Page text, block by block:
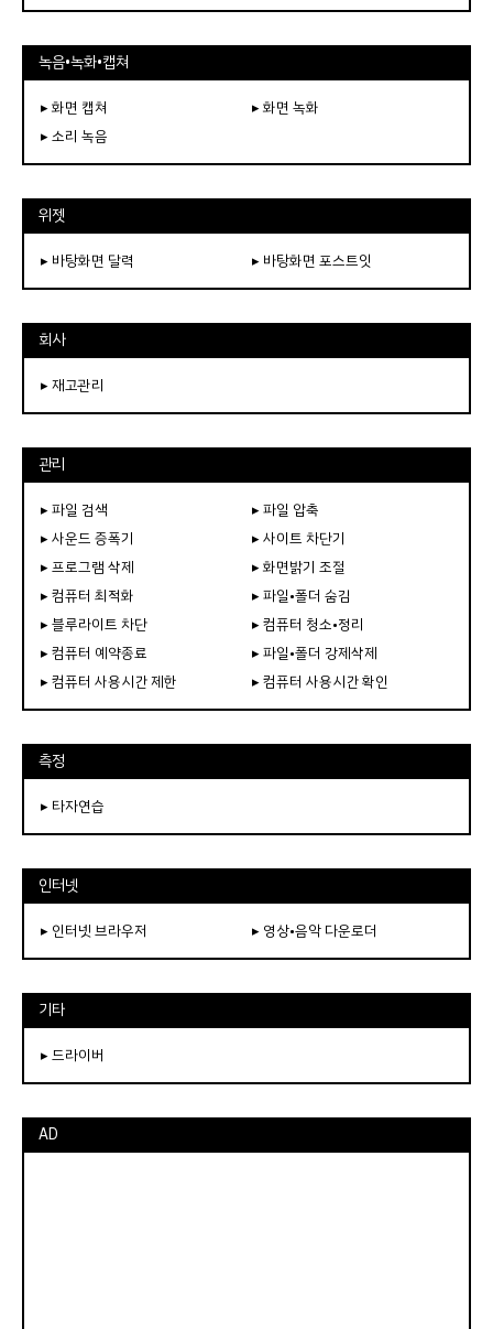
녹음•녹화•캡쳐
▸ 화면 캡쳐
▸ 화면 녹화
▸ 소리 녹음
위젯
▸ 바탕화면 달력 ▸ 바탕화면 포스트잇
회사
▸ 재고관리
관리
▸ 파일 검색
▸ 파일 압축
▸ 사운드 증폭기
▸ 사이트 차단기
▸ 프로그램 삭제
▸ 화면밝기 조절
▸ 컴퓨터 최적화
▸ 파일•폴더 숨김
▸ 블루라이트 차단
▸ 컴퓨터 청소•정리
▸ 컴퓨터 예약종료
▸ 파일•폴더 강제삭제
▸ 컴퓨터 사용시간 제한
▸ 컴퓨터 사용시간 확인
측정
▸ 타자연습
인터넷
▸ 인터넷 브라우저 ▸ 영상•음악 다운로더
기타
▸ 드라이버
AD